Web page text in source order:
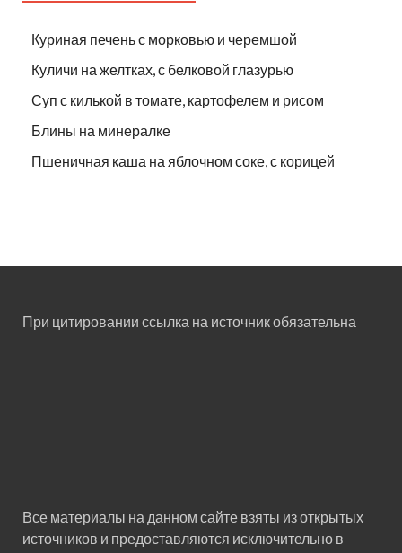
Куриная печень с морковью и черемшой
Куличи на желтках, с белковой глазурью
Суп с килькой в томате, картофелем и рисом
Блины на минералке
Пшеничная каша на яблочном соке, с корицей
При цитировании ссылка на источник обязательна
Все материалы на данном сайте взяты из открытых
источников и предоставляются исключительно в